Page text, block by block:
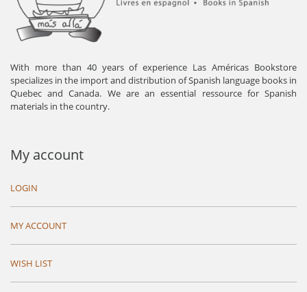
With more than 40 years of experience Las Américas Bookstore
specializes in the import and distribution of Spanish language books in
Quebec and Canada. We are an essential ressource for Spanish
materials in the country.
My account
LOGIN
MY ACCOUNT
WISH LIST